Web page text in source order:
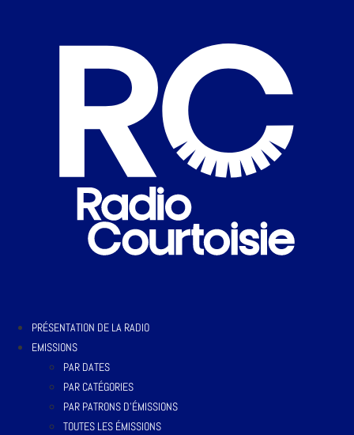
PRÉSENTATION DE LA RADIO
EMISSIONS
PAR DATES
PAR CATÉGORIES
PAR PATRONS D’ÉMISSIONS
TOUTES LES ÉMISSIONS